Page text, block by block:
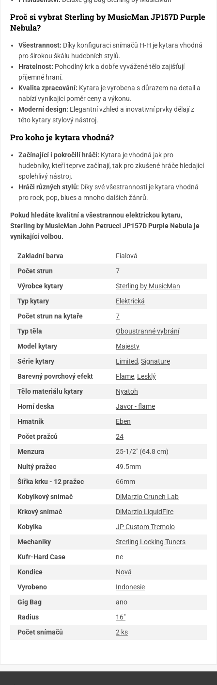
Proč si vybrat Sterling by MusicMan JP157D Purple
Nebula?
Všestrannost: Díky konfiguraci snímačů H-H je kytara vhodná
pro širokou škálu hudebních stylů.
Hratelnost: Pohodlný krk a dobře vyvážené tělo zajišťují
příjemné hraní.
Kvalita zpracování: Kytara je vyrobena s důrazem na detail a
nabízí vynikající poměr ceny a výkonu.
Moderní design: Elegantní vzhled a inovativní prvky dělají z
této kytary stylový nástroj.
Pro koho je kytara vhodná?
Začínající i pokročilí hráči: Kytara je vhodná jak pro
hudebníky, kteří teprve začínají, tak pro zkušené hráče hledající
spolehlivý nástroj.
Hráči různých stylů: Díky své všestrannosti je kytara vhodná
pro rock, pop, blues a mnoho dalších žánrů.
Pokud hledáte kvalitní a všestrannou elektrickou kytaru,
Sterling by MusicMan John Petrucci JP157D Purple Nebula je
vynikající volbou.
Zakladní barva
Fialová
Počet strun
7
Výrobce kytary
Sterling by MusicMan
Typ kytary
Elektrická
Počet strun na kytaře
7
Typ těla
Oboustranné vybrání
Model kytary
Majesty
Série kytary
Limited, Signature
Barevný povrchový efekt
Flame, Lesklý
Tělo materiálu kytary
Nyatoh
Horní deska
Javor - flame
Hmatník
Eben
Počet pražců
24
Menzura
25-1/2" (64.8 cm)
Nultý pražec
49.5mm
Šířka krku - 12 pražec
66mm
Kobylkový snímač
DiMarzio Crunch Lab
Krkový snímač
DiMarzio LiquidFire
Kobylka
JP Custom Tremolo
Mechaniky
Sterling Locking Tuners
Kufr-Hard Case
ne
Kondice
Nová
Vyrobeno
Indonesie
Gig Bag
ano
Radius
16"
Počet snímačů
2 ks